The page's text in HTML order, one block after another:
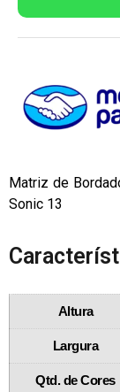
Matriz de
Sonic 13
Altura
Largura
Qtd. de Cores